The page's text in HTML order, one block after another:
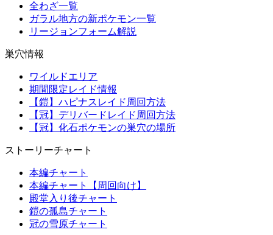
全わざ一覧
ガラル地方の新ポケモン一覧
リージョンフォーム解説
巣穴情報
ワイルドエリア
期間限定レイド情報
【鎧】ハピナスレイド周回方法
【冠】デリバードレイド周回方法
【冠】化石ポケモンの巣穴の場所
ストーリーチャート
本編チャート
本編チャート【周回向け】
殿堂入り後チャート
鎧の孤島チャート
冠の雪原チャート